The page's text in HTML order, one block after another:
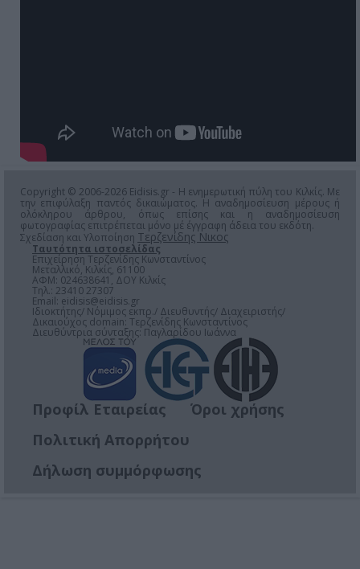
Copyright © 2006-2026 Eidisis.gr - Η ενημερωτική πύλη του Κιλκίς. Με
την επιφύλαξη παντός δικαιώματος. Η αναδημοσίευση μέρους ή
ολόκληρου άρθρου, όπως επίσης και η αναδημοσίευση
φωτογραφίας επιτρέπεται μόνο μέ έγγραφη άδεια του εκδότη.
Σχεδίαση και Υλοποίηση Τερζενίδης Νικος
Ταυτότητα ιστοσελίδας
Επιχείρηση Τερζενίδης Κωνσταντίνος
Μεταλλικό, Κιλκίς, 61100
ΑΦΜ: 024638641, ΔΟΥ Κιλκίς
Τηλ.: 23410 27307
Email: eidisis@eidisis.gr
Ιδιοκτήτης/ Νόμιμος εκπρ./ Διευθυντής/ Διαχειριστής/
Δικαιούχος domain: Τερζενίδης Κωνσταντίνος
Διευθύντρια σύνταξης: Παγλαρίδου Ιωάννα
Προφίλ Εταιρείας
Όροι χρήσης
Πολιτική Απορρήτου
Δήλωση συμμόρφωσης